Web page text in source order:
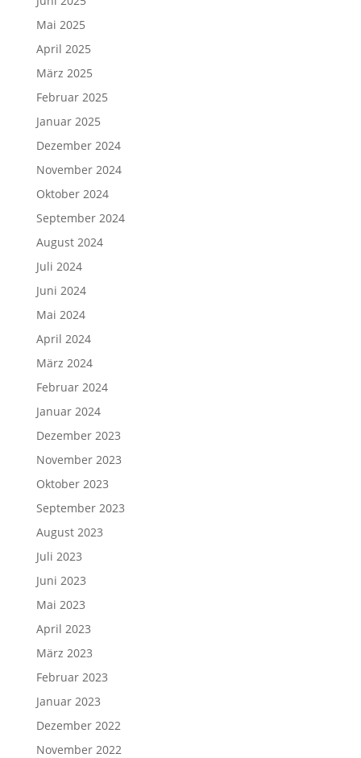
Mai 2025
April 2025
März 2025
Februar 2025
Januar 2025
Dezember 2024
November 2024
Oktober 2024
September 2024
August 2024
Juli 2024
Juni 2024
Mai 2024
April 2024
März 2024
Februar 2024
Januar 2024
Dezember 2023
November 2023
Oktober 2023
September 2023
August 2023
Juli 2023
Juni 2023
Mai 2023
April 2023
März 2023
Februar 2023
Januar 2023
Dezember 2022
November 2022